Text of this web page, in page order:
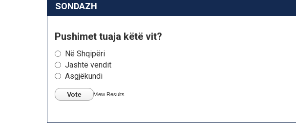
SONDAZH
Pushimet tuaja këtë vit?
Në Shqipëri
Jashtë vendit
Asgjëkundi
Vote View Results